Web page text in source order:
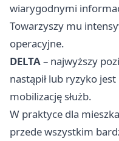
wiarygodnymi
Towarzyszy mu
operacyjne.
DELTA– najwyższy
nastąpił lub ryzyko
mobilizację służb.
W praktyce dla
przede wszystkim